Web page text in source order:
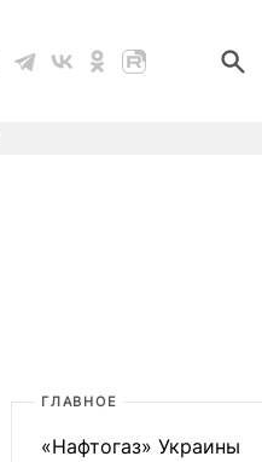
ГЛАВНОЕ
«Нафтогаз» Украины